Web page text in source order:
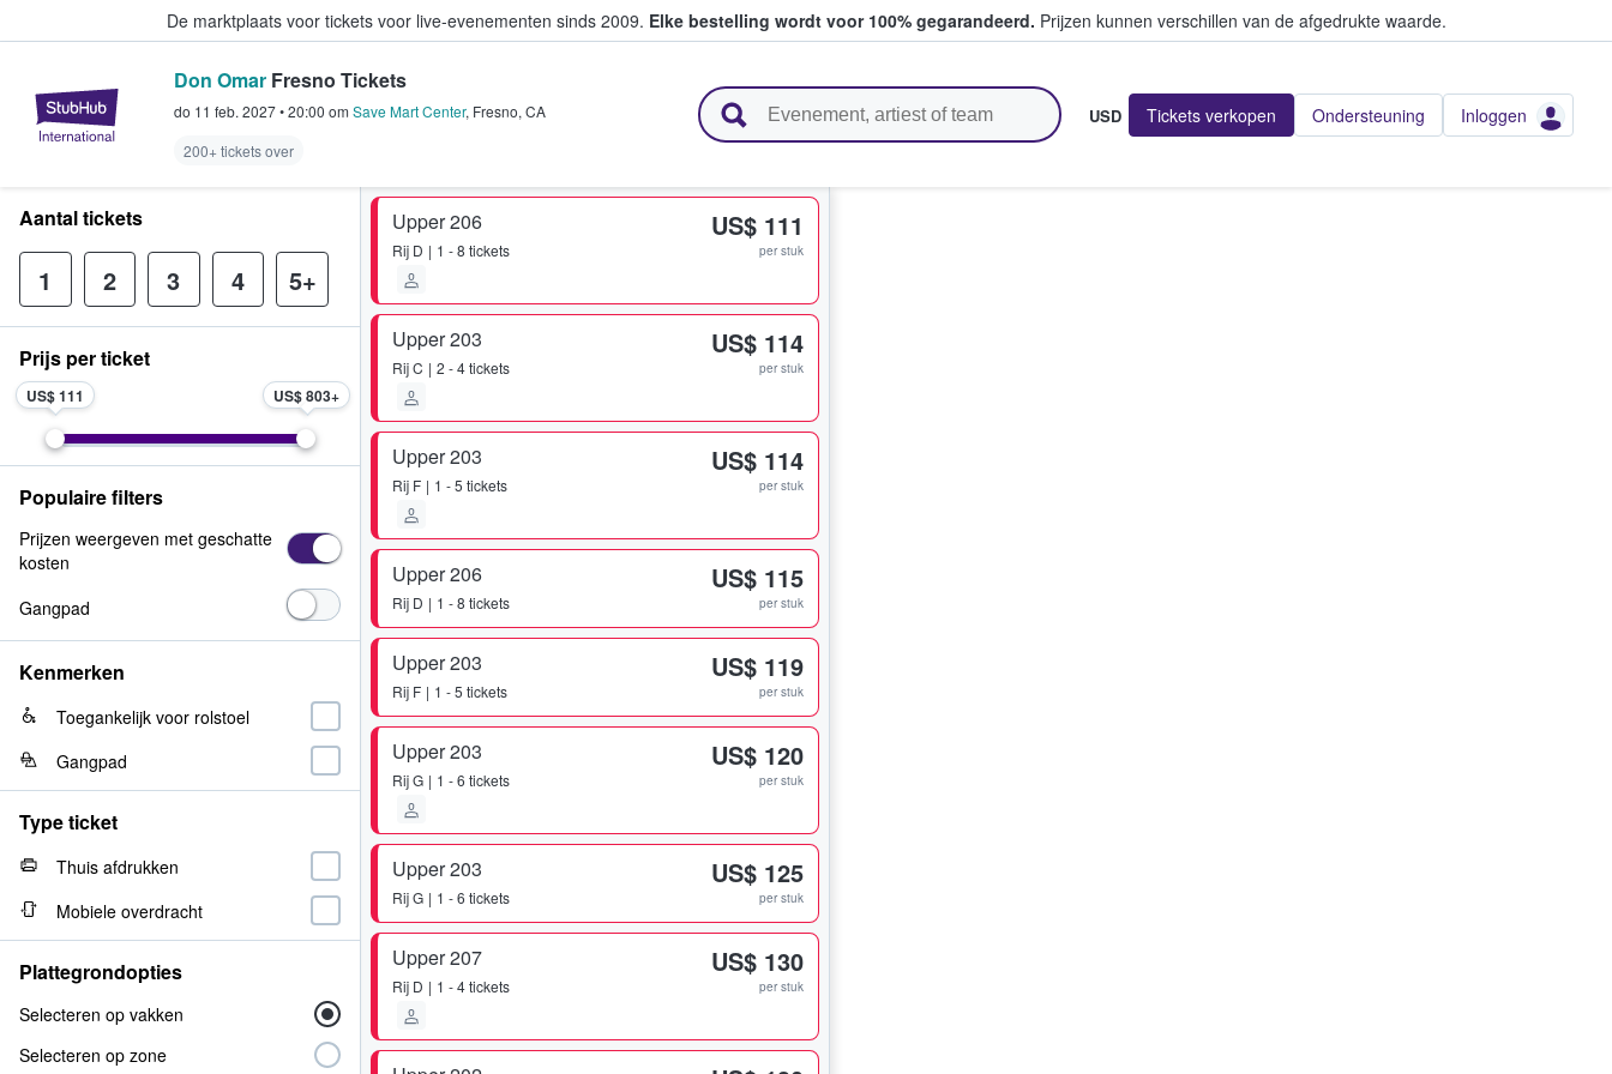
De marktplaats voor tickets voor live-evenementen sinds 2009. Elke bestelling wordt voor 100% gegarandeerd. Prijzen kunnen verschillen van de afgedrukte waarde.
StubHub: waar fans tickets kopen en verkopen
Don Omar Fresno Tickets
do 11 feb. 2027•20:00 om Save Mart Center, Fresno, CA
200+ tickets over
USD Tickets verkopen Ondersteuning Inloggen
Upper 206
Rij D 1 - 8 tickets
US$ 111
per stuk
Upper 203
RijC 2 - 4 tickets
US$ 114
per stuk
Upper 203
Rij F 1 - 5 tickets
US$ 114
per stuk
Upper 206
Rij D 1 - 8 tickets
US$ 115
per stuk
Upper 203
Rij F 1 - 5 tickets
US$ 119
per stuk
Upper 203
RijG 1 - 6 tickets
US$ 120
per stuk
Upper 203
RijG 1 - 6 tickets
US$ 125
per stuk
Upper 207
Rij D 1 - 4 tickets
US$ 130
per stuk
Aantal tickets
1 2 3 4 5+
Prijs per ticket
US$ 111 US$ 803
Populaire filters
Prijzen weergeven met geschatte
kosten
Gangpad
Kenmerken
Toegankelijk voor rolstoel
Gangpad
Type ticket
Thuis afdrukken
Mobiele overdracht
Plattegrondopties
Selecteren op vakken
Selecteren op zone